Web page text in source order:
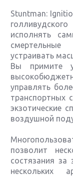
Stuntman:
исполнять
устраивать
Вы примите
управлять
транспортных
экзотические
воздушной
позволит
состязания
нескольких